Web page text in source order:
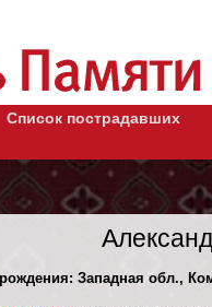
Список пострадавших
Западная обл.,